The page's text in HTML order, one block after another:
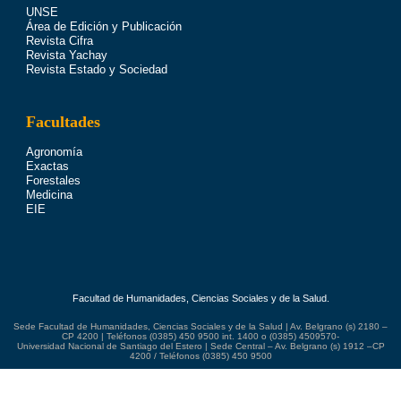
UNSE
Área de Edición y Publicación
Revista Cifra
Revista Yachay
Revista Estado y Sociedad
Facultades
Agronomía
Exactas
Forestales
Medicina
EIE
Facultad de Humanidades, Ciencias Sociales y de la Salud.
Sede Facultad de Humanidades, Ciencias Sociales y de la Salud | Av. Belgrano (s) 2180 –
CP 4200 | Teléfonos (0385) 450 9500 int. 1400 o (0385) 4509570-
Universidad Nacional de Santiago del Estero | Sede Central – Av. Belgrano (s) 1912 –CP
4200 / Teléfonos (0385) 450 9500